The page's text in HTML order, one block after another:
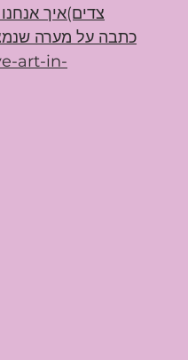
צדים)איך
כתבה על מערה
art-in-